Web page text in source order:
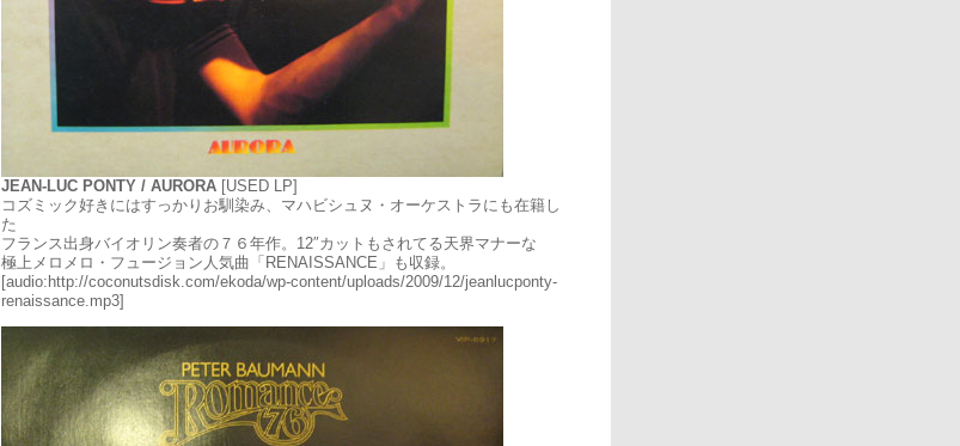
JEAN-LUC PONTY / AURORA [USED LP]
コズミック好きにはすっかりお馴染み、マハビシュヌ・オーケストラにも在籍し
た
フランス出身バイオリン奏者の７６年作。12″カットもされてる天界マナーな
極上メロメロ・フュージョン人気曲「RENAISSANCE」も収録。
[audio:http://coconutsdisk.com/ekoda/wp-content/uploads/2009/12/jeanlucponty-
renaissance.mp3]